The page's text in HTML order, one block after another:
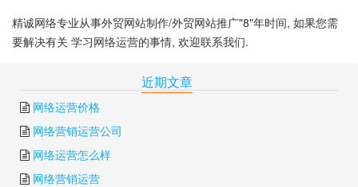
精诚网络专业从事外贸网站制作/外贸网站推广"8"年时间, 如果您需
要解决有关 学习网络运营的事情, 欢迎联系我们.
近期文章
网络运营价格
网络营销运营公司
网络运营怎么样
网络营销运营